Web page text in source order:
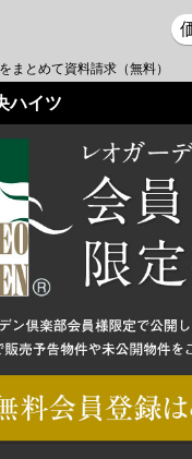
まとめて資料請求（無料）
ハイツ